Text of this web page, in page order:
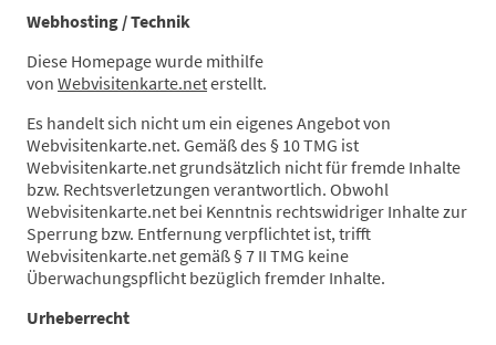
Webhosting / Technik
Diese Homepage wurde mithilfe
von Webvisitenkarte.neterstellt.
Es handelt sich nicht um ein eigenes Angebot von
Webvisitenkarte.net. Gemäß des § 10 TMG ist
Webvisitenkarte.net grundsätzlich nicht für fremde Inhalte
bzw. Rechtsverletzungen verantwortlich. Obwohl
Webvisitenkarte.net bei Kenntnis rechtswidriger Inhalte zur
Sperrung bzw. Entfernung verpflichtet ist, trifft
Webvisitenkarte.net gemäß § 7 II TMG keine
Überwachungspflicht bezüglich fremder Inhalte.
Urheberrecht